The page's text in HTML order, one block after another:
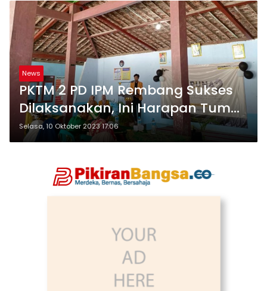
News
PKTM 2 PD IPM Rembang Sukses
Dilaksanakan, Ini Harapan Tum
Taufik
Selasa, 10 Oktober 2023 17:06